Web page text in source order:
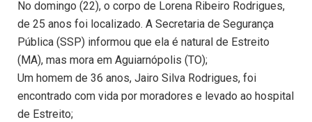
No domingo (22), o corpo de Lorena Ribeiro Rodrigues,
de 25 anos foi localizado. A Secretaria de Segurança
Pública (SSP) informou que ela é natural de Estreito
(MA), mas mora em Aguiarnópolis (TO);
Um homem de 36 anos, Jairo Silva Rodrigues, foi
encontrado com vida por moradores e levado ao hospital
de Estreito;